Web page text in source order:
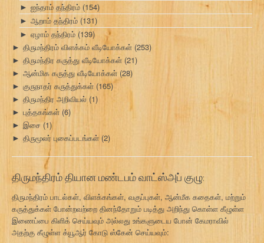
► ஐந்தாம் தந்திரம் (154)
► ஆறாம் தந்திரம் (131)
► ஏழாம் தந்திரம் (139)
► திருமந்திரம் விளக்கம் வீடியோக்கள் (253)
► திருமந்திர கருத்து வீடியோக்கள் (21)
► ஆன்மிக கருத்து வீடியோக்கள் (28)
► குருநாதர் கருத்துக்கள் (165)
► திருமந்திர அறிவியல் (1)
► புத்தகங்கள் (6)
► இசை(1)
► திருமூலர் புகைப்படங்கள் (2)
திருமந்திரம் தியான மண்டபம் வாட்ஸ்அப் குழு:
திருமந்திரம் பாடல்கள், விளக்கங்கள், வகுப்புகள், ஆன்மீக கதைகள், மற்றும்
கருத்துக்கள் போன்றவற்றை தினந்தோறும் படித்து அறிந்து கொள்ள கீழுள்ள
இணைப்பை கிளிக் செய்யவும் அல்லது உங்களுடைய போன் கேமராவில்
அதற்கு கீழுள்ள க்யூஆர் கோடு ஸ்கேன் செய்யவும்: